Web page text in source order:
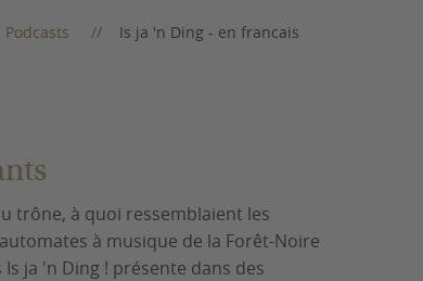
Podcasts Is ja 'n Ding - en francais
trône, à quoi ressemblaient les
à musique de la Forêt-Noire
ja 'n Ding ! présente dans des